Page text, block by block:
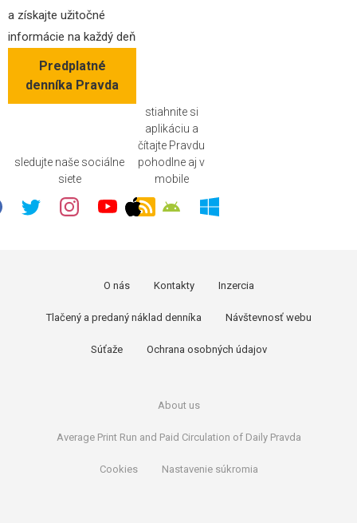
a získajte užitočné
informácie na každý deň
Predplatné
denníka Pravda
sledujte naše sociálne
siete
stiahnite si
aplikáciu a
čítajte Pravdu
pohodlne aj v
mobile
O nás Kontakty Inzercia
Tlačený a predaný náklad denníka Návštevnosť webu
Súťaže Ochrana osobných údajov
About us
Average Print Run and Paid Circulation of Daily Pravda
Cookies Nastavenie súkromia